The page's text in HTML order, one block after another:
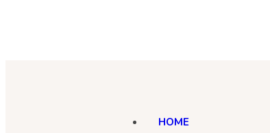
HOME